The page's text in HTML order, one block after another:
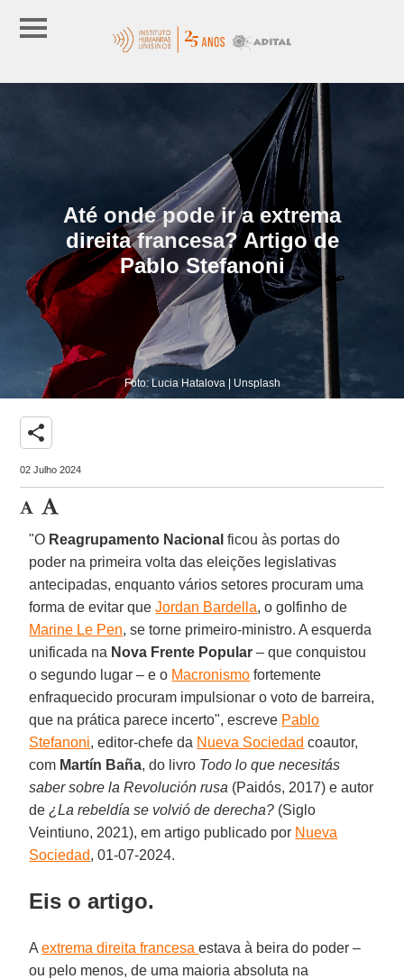
Até onde pode ir a extrema
direita francesa? Artigo de
Pablo Stefanoni
Foto: Lucia Hatalova | Unsplash
share
02 Julho 2024
"O Reagrupamento Nacional ficou às portas do
poder na primeira volta das eleições legislativas
antecipadas, enquanto vários setores procuram uma
forma de evitar queJordan Bardella, o golfinho de
Marine Le Pen, se torne primeiro-ministro. A esquerda
unificada na Nova Frente Popular – que conquistou
o segundo lugar – e o Macronismo fortemente
enfraquecido procuram impulsionar o voto de barreira,
que na prática parece incerto", escreve Pablo
Stefanoni, editor-chefe da Nueva Sociedad coautor,
com Martín Baña, do livro Todo lo que necesitás
saber sobre la Revolución rusa (Paidós, 2017) e autor
de¿La rebeldía se volvió de derecha? (Siglo
Veintiuno, 2021), em artigo publicado por Nueva
Sociedad, 01-07-2024.
Eis o artigo.
Aextrema direita francesaestava à beira do poder –
ou pelo menos, de uma maioria absoluta na